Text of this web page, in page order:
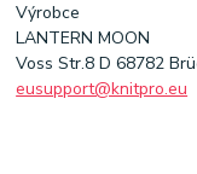
Výrobce
LANTERN MOON
Voss Str.8 D 68782
eusupport@knitpro.eu